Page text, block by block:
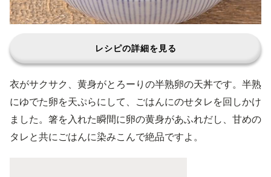
レシピの詳細を見る
衣がサクサク、黄身がとろーりの半熟卵の天丼です。半熟
にゆでた卵を天ぷらにして、ごはんにのせタレを回しかけ
ました。箸を入れた瞬間に卵の黄身があふれだし、甘めの
タレと共にごはんに染みこんで絶品ですよ。